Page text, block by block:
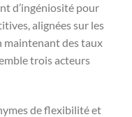
d’ingéniosité pour
alignées sur les
maintenant des taux
trois acteurs
de flexibilité et